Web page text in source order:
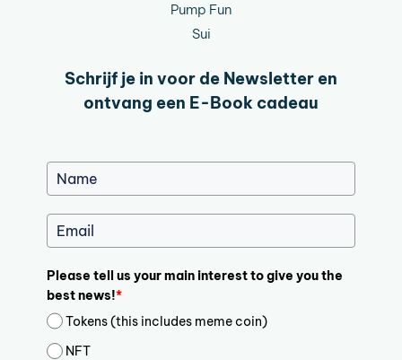
Pump Fun
Sui
Schrijf je in voor de Newsletter en
ontvang een E-Book cadeau
Please tell us your main interest to give you the
best news!*
Tokens (this includes meme coin)
NFT